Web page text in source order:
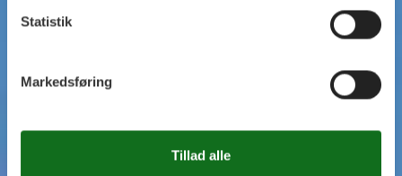
Statistik
Markedsføring